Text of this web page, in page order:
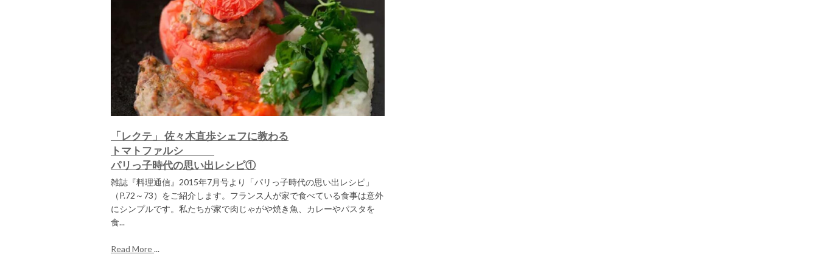
「レクテ」 佐々木直歩シェフに教わる
トマトファルシ
パリっ子時代の思い出レシピ①
雑誌『料理通信』2015年7月号より「パリっ子時代の思い出レシピ」
（P.72～73）をご紹介します。フランス人が家で食べている食事は意外
にシンプルです。私たちが家で肉じゃがや焼き魚、カレーやパスタを
食...
Read More...